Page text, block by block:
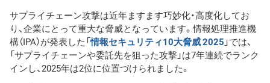
サプライチェーン攻撃は近年ますます巧妙化・高度化してお
り、企業にとって重大な脅威となっています。情報処理推進機
構（IPA）が発表した「情報セキュリティ10大脅威 2025」では、
「サプライチェーンや委託先を狙った攻撃」は7年連続でランク
インし、2025年は2位に位置づけられました。